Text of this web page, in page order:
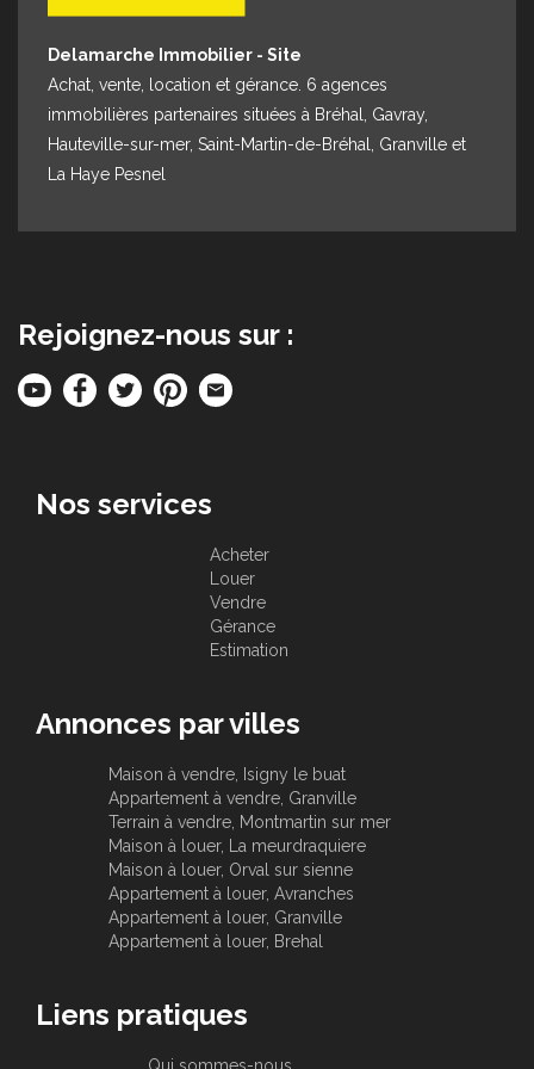
Delamarche Immobilier - Site
Achat, vente, location et gérance. 6 agences
immobilières partenaires situées à Bréhal, Gavray,
Hauteville-sur-mer, Saint-Martin-de-Bréhal, Granville et
La Haye Pesnel
Rejoignez-nous sur :
Nos services
Acheter
Louer
Vendre
Gérance
Estimation
Annonces par villes
Maison à vendre, Isigny le buat
Appartement à vendre, Granville
Terrain à vendre, Montmartin sur mer
Maison à louer, La meurdraquiere
Maison à louer, Orval sur sienne
Appartement à louer, Avranches
Appartement à louer, Granville
Appartement à louer, Brehal
Liens pratiques